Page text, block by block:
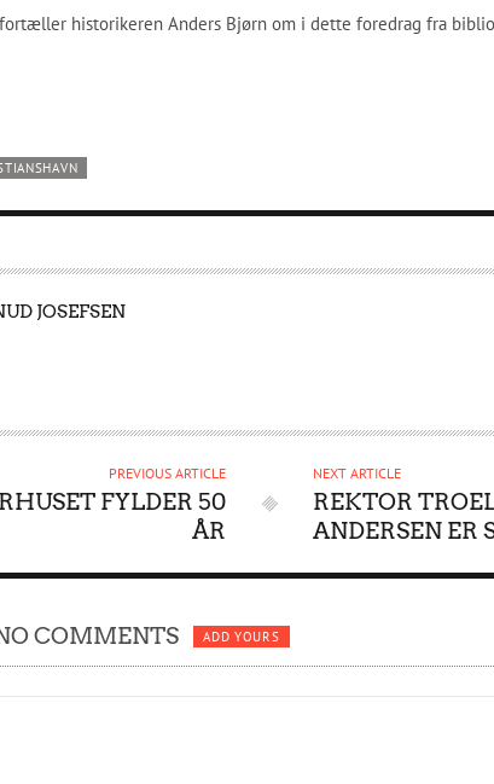
historikeren Anders Bjørn om i dette foredrag fra
JOSEFSEN
PREVIOUS ARTICLE
FYLDER 50
ÅR
NEXT ARTICLE
REKTOR
ANDERSEN ER
COMMENTS ADD YOURS